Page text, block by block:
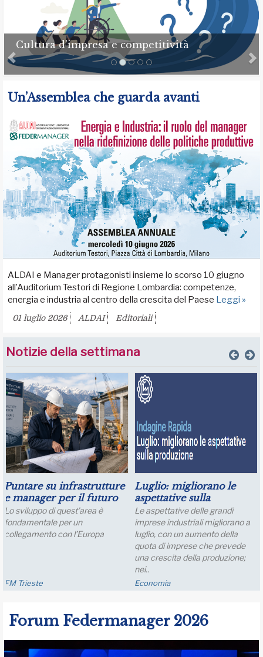
Cultura d’impresa e competitività
Un’Assemblea che guarda avanti
ALDAI e Manager protagonisti insieme lo scorso 10 giugno
all’Auditorium Testori di Regione Lombardia: competenze,
energia e industria al centro della crescita del Paese Leggi »
01 luglio 2026 ALDAI Editoriali
Notizie della settimana
Puntare su infrastrutture
e manager per il futuro
dell’industria del nord
Italia
Lo sviluppo di quest’area è
fondamentale per un
collegamento con l’Europa
FM Trieste
Luglio: migliorano le
aspettative sulla
produzione
Le aspettative delle grandi
imprese industriali migliorano a
luglio, con un aumento della
quota di imprese che prevede
una crescita della produzione;
nei..
Economia
Forum Federmanager 2026